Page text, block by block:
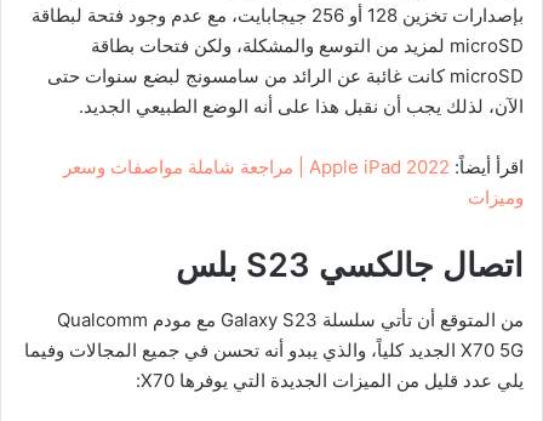
بإصدارات تخزين 128 أو 256 جيجابايت، مع عدم وجود فتحة لبطاقة
microSD لمزيد من التوسع والمشكلة، ولكن فتحات بطاقة
microSD كانت غائبة عن الرائد من سامسونج لبضع سنوات حتى
الآن، لذلك يجب أن نقبل هذا على أنه الوضع الطبيعي الجديد.
اقرأ أيضاً:
Apple iPad 2022 | مراجعة شاملة مواصفات وسعر
وميزات
اتصال جالكسي S23 بلس
من المتوقع أن تأتي سلسلة Galaxy S23 مع مودم Qualcomm
X70 5G الجديد كلياً، والذي يبدو أنه تحسن في جميع المجالات وفيما
يلي عدد قليل من الميزات الجديدة التي يوفرها X70: